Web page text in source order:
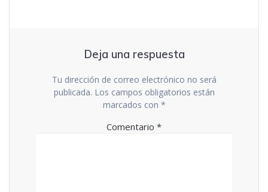
Deja una respuesta
Tu dirección de correo electrónico no será
publicada. Los campos obligatorios están
marcados con *
Comentario *